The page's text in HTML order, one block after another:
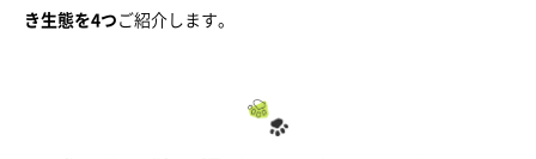
き生態を4つご紹介します。